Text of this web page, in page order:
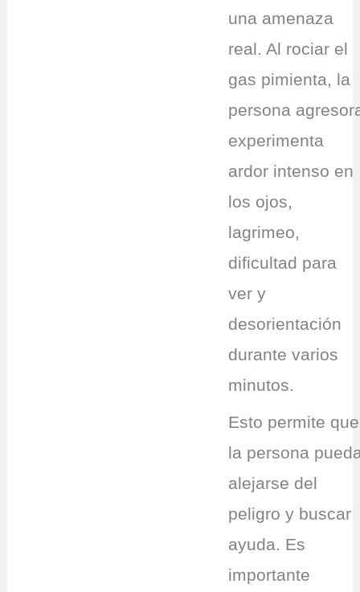
una amenaza
real. Al rociar el
gas pimienta, la
persona
experimenta
ardor intenso en
los ojos,
lagrimeo,
dificultad para
ver y
desorientación
durante varios
minutos.
Esto permite que
la persona
alejarse del
peligro y buscar
ayuda. Es
importante